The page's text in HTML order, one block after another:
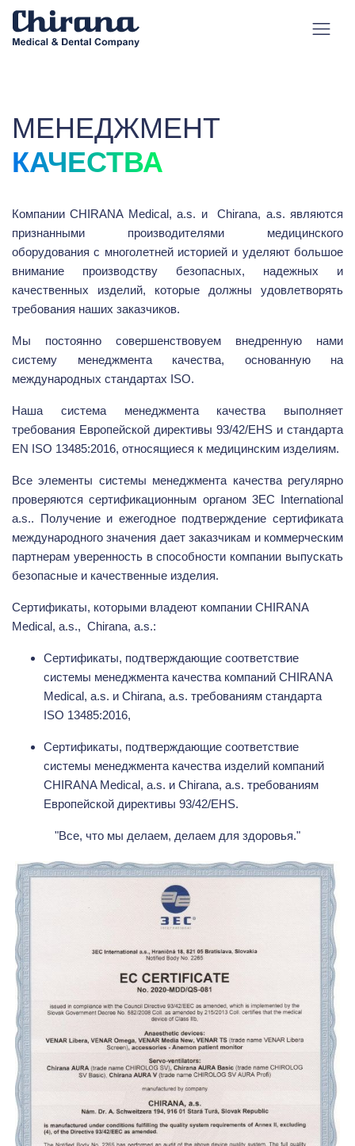
МЕНЕДЖМЕНТ
КАЧЕСТВА
Компании CHIRANA Medical, a.s. и Chirana, a.s. являются
признанными производителями медицинского
оборудования с многолетней историей и уделяют большое
внимание производству безопасных, надежных и
качественных изделий, которые должны удовлетворять
требования наших заказчиков.
Мы постоянно совершенствовуем внедренную нами
систему менеджмента качества, основанную на
международных стандартах ISO.
Наша система менеджмента качества выполняет
требования Европейской директивы 93/42/EHS и стандарта
EN ISO 13485:2016, относящиеся к медицинским изделиям.
Все элементы системы менеджмента качества регулярно
проверяются сертификационным органом 3EC International
a.s.. Получение и ежегоднoe подтверждение сертификата
международного значения дает заказчикам и коммерческим
партнерам уверенность в способности компании выпускать
безопасные и качественные изделия.
Сертификаты, которыми владеют компании CHIRANA
Medical, a.s., Chirana, a.s.:
Сертификаты, подтверждающие соответствие
системы менеджмента качества компаний CHIRANA
Medical, a.s. и Chirana, a.s. требованиям стандарта
ISO 13485:2016,
Сертификаты, подтверждающие соответствие
системы менеджмента качества изделий компаний
CHIRANA Medical, a.s. и Chirana, a.s. требованиям
Европейской директивы 93/42/EHS.
"Все, что мы делаем, делаем для здоровья."